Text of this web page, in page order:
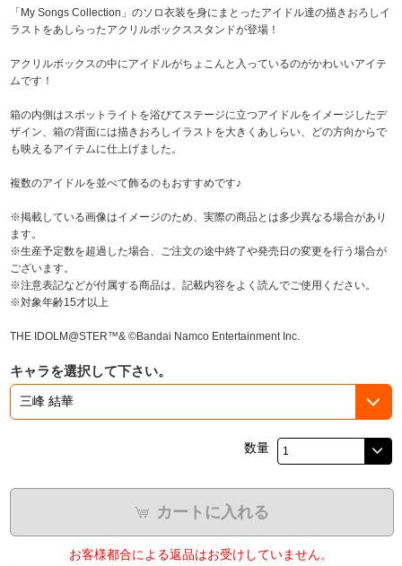
ラブライブ！
ラブライブ！スーパースター!!
アイドリッシュセブン
モフモフパレード
「My Songs Collection」のソロ衣装を身にまとったアイドル達の描きおろしイ
ラストをあしらったアクリルボックススタンドが登場！
アクリルボックスの中にアイドルがちょこんと入っているのがかわいいアイテ
ムです！
箱の内側はスポットライトを浴びてステージに立つアイドルをイメージしたデ
ザイン、箱の背面には描きおろしイラストを大きくあしらい、どの方向からで
も映えるアイテムに仕上げました。
複数のアイドルを並べて飾るのもおすすめです♪
※掲載している画像はイメージのため、実際の商品とは多少異なる場合があり
ます。
※生産予定数を超過した場合、ご注文の途中終了や発売日の変更を行う場合が
ございます。
※注意表記などが付属する商品は、記載内容をよく読んでご使用ください。
※対象年齢15才以上
THE IDOLM@STER™& ©Bandai Namco Entertainment Inc.
キャラを選択して下さい。
数量
カートに入れる
お客様都合による返品はお受けしていません。